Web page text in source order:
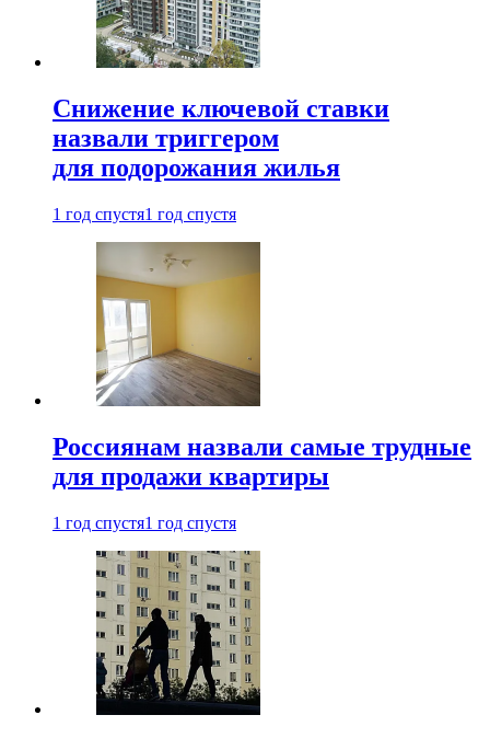
Снижение ключевой ставки
назвали триггером
для подорожания жилья
1 год спустя1 год спустя
Россиянам назвали самые трудные
для продажи квартиры
1 год спустя1 год спустя